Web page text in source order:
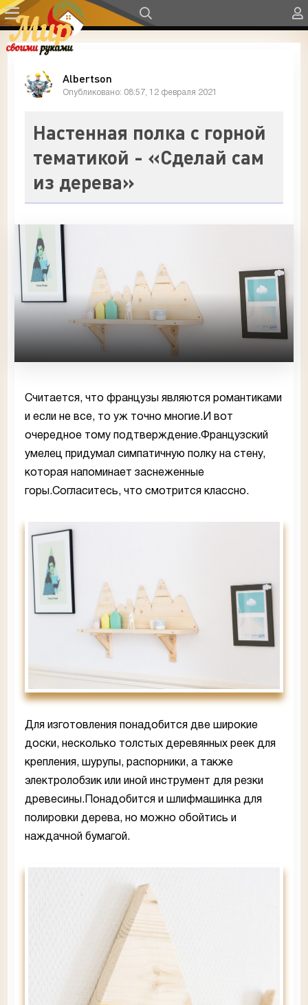
Albertson
Опубликовано: 08:57, 12 февраля 2021
Настенная полка с горной
тематикой - «Сделай сам
из дерева»
Считается, что французы являются романтиками
и если не все, то уж точно многие.И вот
очередное тому подтверждение.Французский
умелец придумал симпатичную полку на стену,
которая напоминает заснеженные
горы.Согласитесь, что смотрится классно.
Для изготовления понадобится две широкие
доски, несколько толстых деревянных реек для
крепления, шурупы, распорники, а также
электролобзик или иной инструмент для резки
древесины.Понадобится и шлифмашинка для
полировки дерева, но можно обойтись и
наждачной бумагой.